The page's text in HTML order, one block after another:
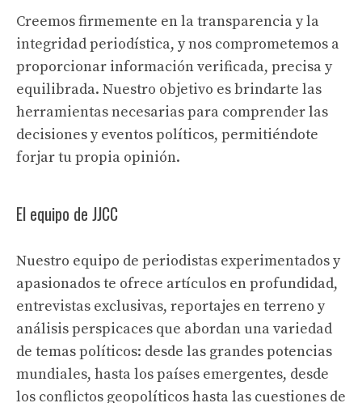
Creemos firmemente en la transparencia y la
integridad periodística, y nos comprometemos a
proporcionar información verificada, precisa y
equilibrada. Nuestro objetivo es brindarte las
herramientas necesarias para comprender las
decisiones y eventos políticos, permitiéndote
forjar tu propia opinión.
El equipo de JJCC
Nuestro equipo de periodistas experimentados y
apasionados te ofrece artículos en profundidad,
entrevistas exclusivas, reportajes en terreno y
análisis perspicaces que abordan una variedad
de temas políticos: desde las grandes potencias
mundiales, hasta los países emergentes, desde
los conflictos geopolíticos hasta las cuestiones de